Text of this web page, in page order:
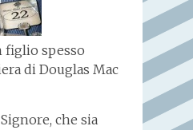
figlio spesso
di Douglas Mac
che sia